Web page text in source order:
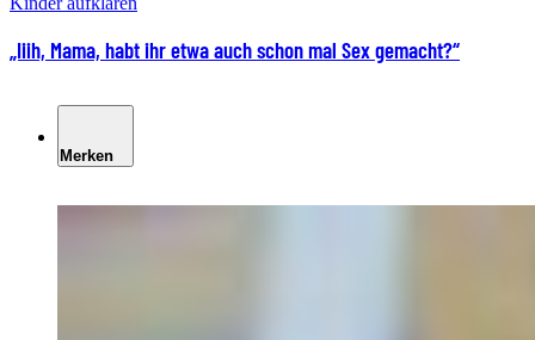
„Iiih, Mama, habt ihr etwa auch schon mal Sex gemacht?“
Merken